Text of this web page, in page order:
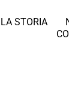
LA STORIA